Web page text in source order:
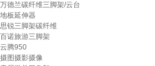
万德兰碳纤维三脚架/云台
地板延伸器
思锐三脚架碳纤维
百诺旅游三脚架
云腾950
摄图摄影摄像